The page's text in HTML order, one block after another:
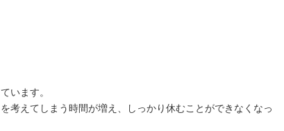
います。
考えてしまう時間が増え、しっかり休むことができなくなっ